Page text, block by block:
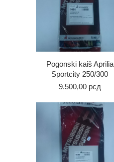
Pogonski kaiš Aprilia
Sportcity 250/300
9.500,00 рсд